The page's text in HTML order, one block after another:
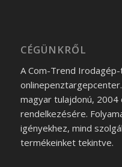
CÉGÜNKRŐL
A Com-Trend Irodagép-
magyar tulajdonú, 2004
rendelkezésére.
igényekhez, mind
termékeinket tekintve.